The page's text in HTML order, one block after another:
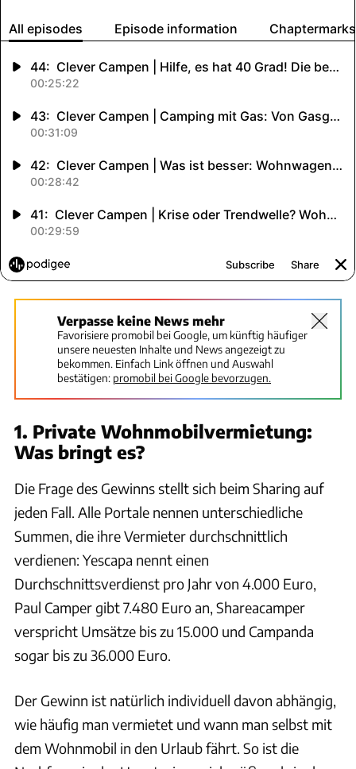
Verpasse keine News mehr
Favorisiere promobil bei Google, um künftig häufiger
unsere neuesten Inhalte und News angezeigt zu
bekommen. Einfach Link öffnen und Auswahl
bestätigen: promobil bei Google bevorzugen.
1. Private Wohnmobilvermietung:
Was bringt es?
Die Frage des Gewinns stellt sich beim Sharing auf
jeden Fall. Alle Portale nennen unterschiedliche
Summen, die ihre Vermieter durchschnittlich
verdienen: Yescapa nennt einen
Durchschnittsverdienst pro Jahr von 4.000 Euro,
Paul Camper gibt 7.480 Euro an, Shareacamper
verspricht Umsätze bis zu 15.000 und Campanda
sogar bis zu 36.000 Euro.
Der Gewinn ist natürlich individuell davon abhängig,
wie häufig man vermietet und wann man selbst mit
dem Wohnmobil in den Urlaub fährt. So ist die